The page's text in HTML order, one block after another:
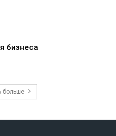
бизнеса
больше